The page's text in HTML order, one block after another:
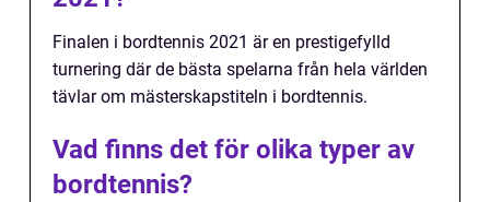
Finalen i bordtennis 2021 är en prestigefylld
turnering där de bästa spelarna från hela världen
tävlar om mästerskapstiteln i bordtennis.
Vad finns det för olika typer av
bordtennis?